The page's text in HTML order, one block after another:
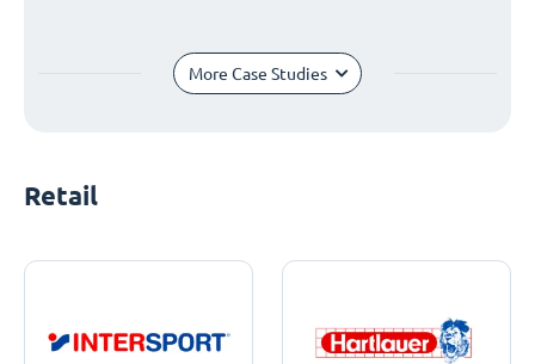
More Case Studies
Retail